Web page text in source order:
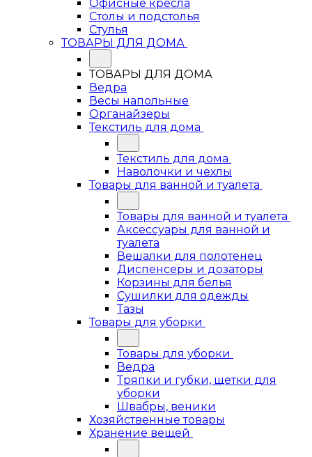
Офисные кресла
Столы и подстолья
Стулья
ТОВАРЫ ДЛЯ ДОМА
ТОВАРЫ ДЛЯ ДОМА
Ведра
Весы напольные
Органайзеры
Текстиль для дома
Текстиль для дома
Наволочки и чехлы
Товары для ванной и туалета
Товары для ванной и туалета
Аксессуары для ванной и
туалета
Вешалки для полотенец
Диспенсеры и дозаторы
Корзины для белья
Сушилки для одежды
Тазы
Товары для уборки
Товары для уборки
Ведра
Тряпки и губки, щетки для
уборки
Швабры, веники
Хозяйственные товары
Хранение вещей